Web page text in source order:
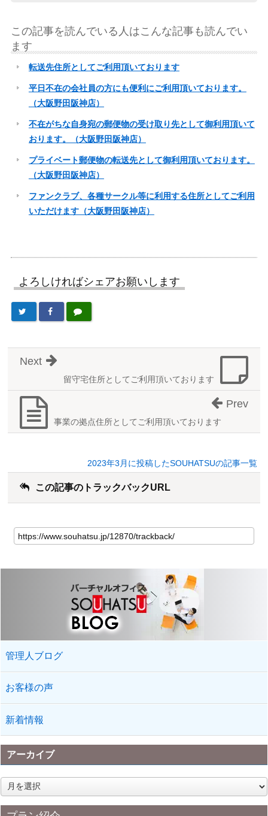
この記事を読んでいる人はこんな記事も読んでい
ます
転送先住所としてご利用頂いております
平日不在の会社員の方にも便利にご利用頂いております。
（大阪野田阪神店）
不在がちな自身宛の郵便物の受け取り先として御利用頂いて
おります。（大阪野田阪神店）
プライベート郵便物の転送先として御利用頂いております。
（大阪野田阪神店）
ファンクラブ、各種サークル等に利用する住所としてご利用
いただけます（大阪野田阪神店）
よろしければシェアお願いします
留守宅住所としてご利用頂いております
Next
事業の拠点住所としてご利用頂いております
Prev
2023年3月に投稿したSOUHATSUの記事一覧
この記事のトラックバックURL
管理人ブログ
お客様の声
新着情報
アーカイブ
ア
ー
カ